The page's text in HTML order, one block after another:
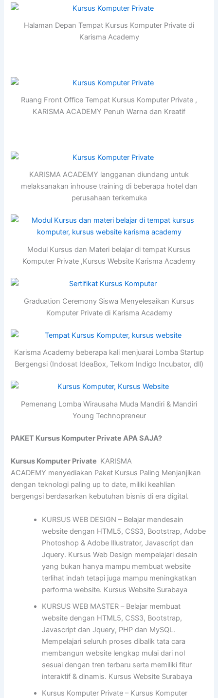
Halaman Depan Tempat Kursus Komputer Private di
Karisma Academy
Ruang Front Office Tempat Kursus Komputer Private ,
KARISMA ACADEMY Penuh Warna dan Kreatif
KARISMA ACADEMY langganan diundang untuk
melaksanakan inhouse training di beberapa hotel dan
perusahaan terkemuka
Modul Kursus dan Materi belajar di tempat Kursus
Komputer Private ,Kursus Website Karisma Academy
Graduation Ceremony Siswa Menyelesaikan Kursus
Komputer Private di Karisma Academy
Karisma Academy beberapa kali menjuarai Lomba Startup
Bergengsi (Indosat IdeaBox, Telkom Indigo Incubator, dll)
Pemenang Lomba Wirausaha Muda Mandiri & Mandiri
Young Technopreneur
PAKET Kursus Komputer Private APA SAJA?
Kursus Komputer Private KARISMA
ACADEMY menyediakan Paket Kursus Paling Menjanjikan
dengan teknologi paling up to date, miliki keahlian
bergengsi berdasarkan kebutuhan bisnis di era digital.
KURSUS WEB DESIGN – Belajar mendesain
website dengan HTML5, CSS3, Bootstrap, Adobe
Photoshop & Adobe Illustrator, Javascript dan
Jquery. Kursus Web Design mempelajari desain
yang bukan hanya mampu membuat website
terlihat indah tetapi juga mampu meningkatkan
performa website. Kursus Website Surabaya
KURSUS WEB MASTER – Belajar membuat
website dengan HTML5, CSS3, Bootstrap,
Javascript dan Jquery, PHP dan MySQL.
Mempelajari seluruh proses dibalik tata cara
membangun website lengkap mulai dari nol
sesuai dengan tren terbaru serta memiliki fitur
interaktif & dinamis. Kursus Website Surabaya
Kursus Komputer Private – Kursus Komputer